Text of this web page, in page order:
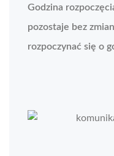
Godzina
pozostaje bez
rozpoczynać się o